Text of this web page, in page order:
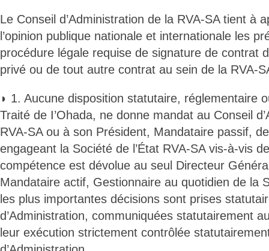
Le Conseil d’Administration de la RVA-SA tient à
l’opinion publique nationale et internationale les
procédure légale requise de signature de contrat
privé ou de tout autre contrat au sein de la RVA-
◗ 1. Aucune disposition statutaire, réglementaire
Traité de I’Ohada, ne donne mandat au Conseil
RVA-SA ou à son Président, Mandataire passif,
engageant la Société de l’État RVA-SA vis-à-vis
compétence est dévolue au seul Directeur
Mandataire actif, Gestionnaire au quotidien de la
les plus importantes décisions sont prises
d’Administration, communiquées statutairement
leur exécution strictement contrôlée